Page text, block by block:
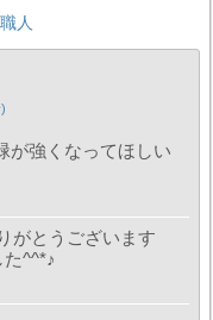
人
が強くなってほしい
がとうございます
^^*♪